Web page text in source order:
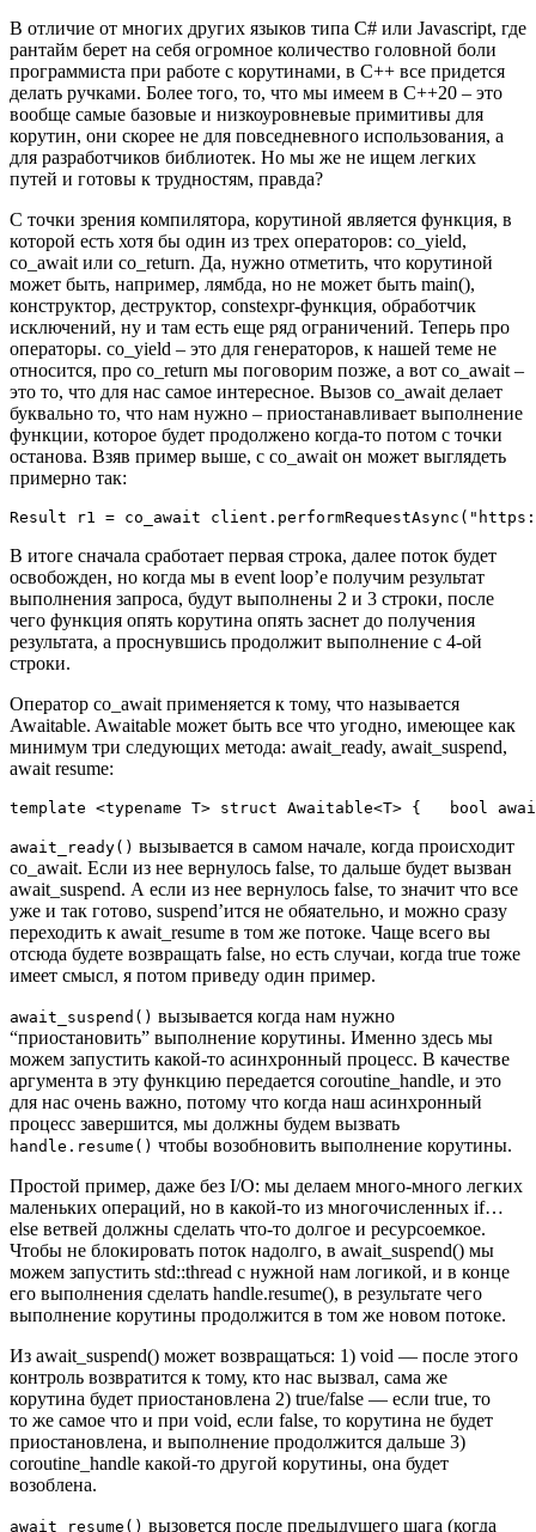
В отличие от многих других языков типа C# или Javascript, где
рантайм берет на себя огромное количество головной боли
программиста при работе с корутинами, в C++ все придется
делать ручками. Более того, то, что мы имеем в C++20 – это
вообще самые базовые и низкоуровневые примитивы для
корутин, они скорее не для повседневного использования, а
для разработчиков библиотек. Но мы же не ищем легких
путей и готовы к трудностям, правда?
С точки зрения компилятора, корутиной является функция, в
которой есть хотя бы один из трех операторов: co_yield,
co_await или co_return. Да, нужно отметить, что корутиной
может быть, например, лямбда, но не может быть main(),
конструктор, деструктор, constexpr-функция, обработчик
исключений, ну и там есть еще ряд ограничений. Теперь про
операторы. co_yield – это для генераторов, к нашей теме не
относится, про co_return мы поговорим позже, а вот co_await –
это то, что для нас самое интересное. Вызов co_await делает
буквально то, что нам нужно – приостанавливает выполнение
функции, которое будет продолжено когда-то потом с точки
останова. Взяв пример выше, с co_await он может выглядеть
примерно так:
Result r1 = co_await
В итоге сначала сработает первая строка, далее поток будет
освобожден, но когда мы в event loop’е получим результат
выполнения запроса, будут выполнены 2 и 3 строки, после
чего функция опять корутина опять заснет до получения
результата, а проснувшись продолжит выполнение с 4-ой
строки.
Оператор co_await применяется к тому, что называется
Awaitable. Awaitable может быть все что угодно, имеющее как
минимум три следующих метода: await_ready, await_suspend,
await resume:
template <typename T> struct Awaitable<T> {   bool
await_ready() вызывается в самом начале, когда происходит
co_await. Если из нее вернулось false, то дальше будет вызван
await_suspend. А если из нее вернулось false, то значит что все
уже и так готово, suspend’ится не обяательно, и можно сразу
переходить к await_resume в том же потоке. Чаще всего вы
отсюда будете возвращать false, но есть случаи, когда true тоже
имеет смысл, я потом приведу один пример.
await_suspend() вызывается когда нам нужно
“приостановить” выполнение корутины. Именно здесь мы
можем запустить какой-то асинхронный процесс. В качестве
аргумента в эту функцию передается coroutine_handle, и это
для нас очень важно, потому что когда наш асинхронный
процесс завершится, мы должны будем вызвать
handle.resume() чтобы возобновить выполнение корутины.
Простой пример, даже без I/O: мы делаем много-много легких
маленьких операций, но в какой-то из многочисленных if…
else ветвей должны сделать что-то долгое и ресурсоемкое.
Чтобы не блокировать поток надолго, в await_suspend() мы
можем запустить std::thread с нужной нам логикой, и в конце
его выполнения сделать handle.resume(), в результате чего
выполнение корутины продолжится в том же новом потоке.
Из await_suspend() может возвращаться: 1) void — после этого
контроль возвратится к тому, кто нас вызвал, сама же
корутина будет приостановлена 2) true/false — если true, то
то же самое что и при void, если false, то корутина не будет
приостановлена, и выполнение продолжится дальше 3)
coroutine_handle какой‑то другой корутины, она будет
возоблена.
await_resume() вызовется после предыдущего шага (когда